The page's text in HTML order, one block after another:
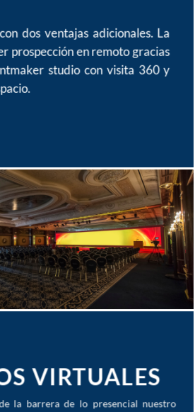
dos ventajas adicionales. La
prospección en remoto gracias
studio con visita 360 y
VIRTUALES
la barrera de lo presencial nuestro